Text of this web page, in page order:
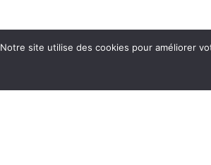
Notre site utilise des cookies pour améliorer